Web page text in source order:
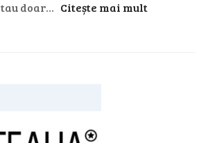
doar… Citește mai mult